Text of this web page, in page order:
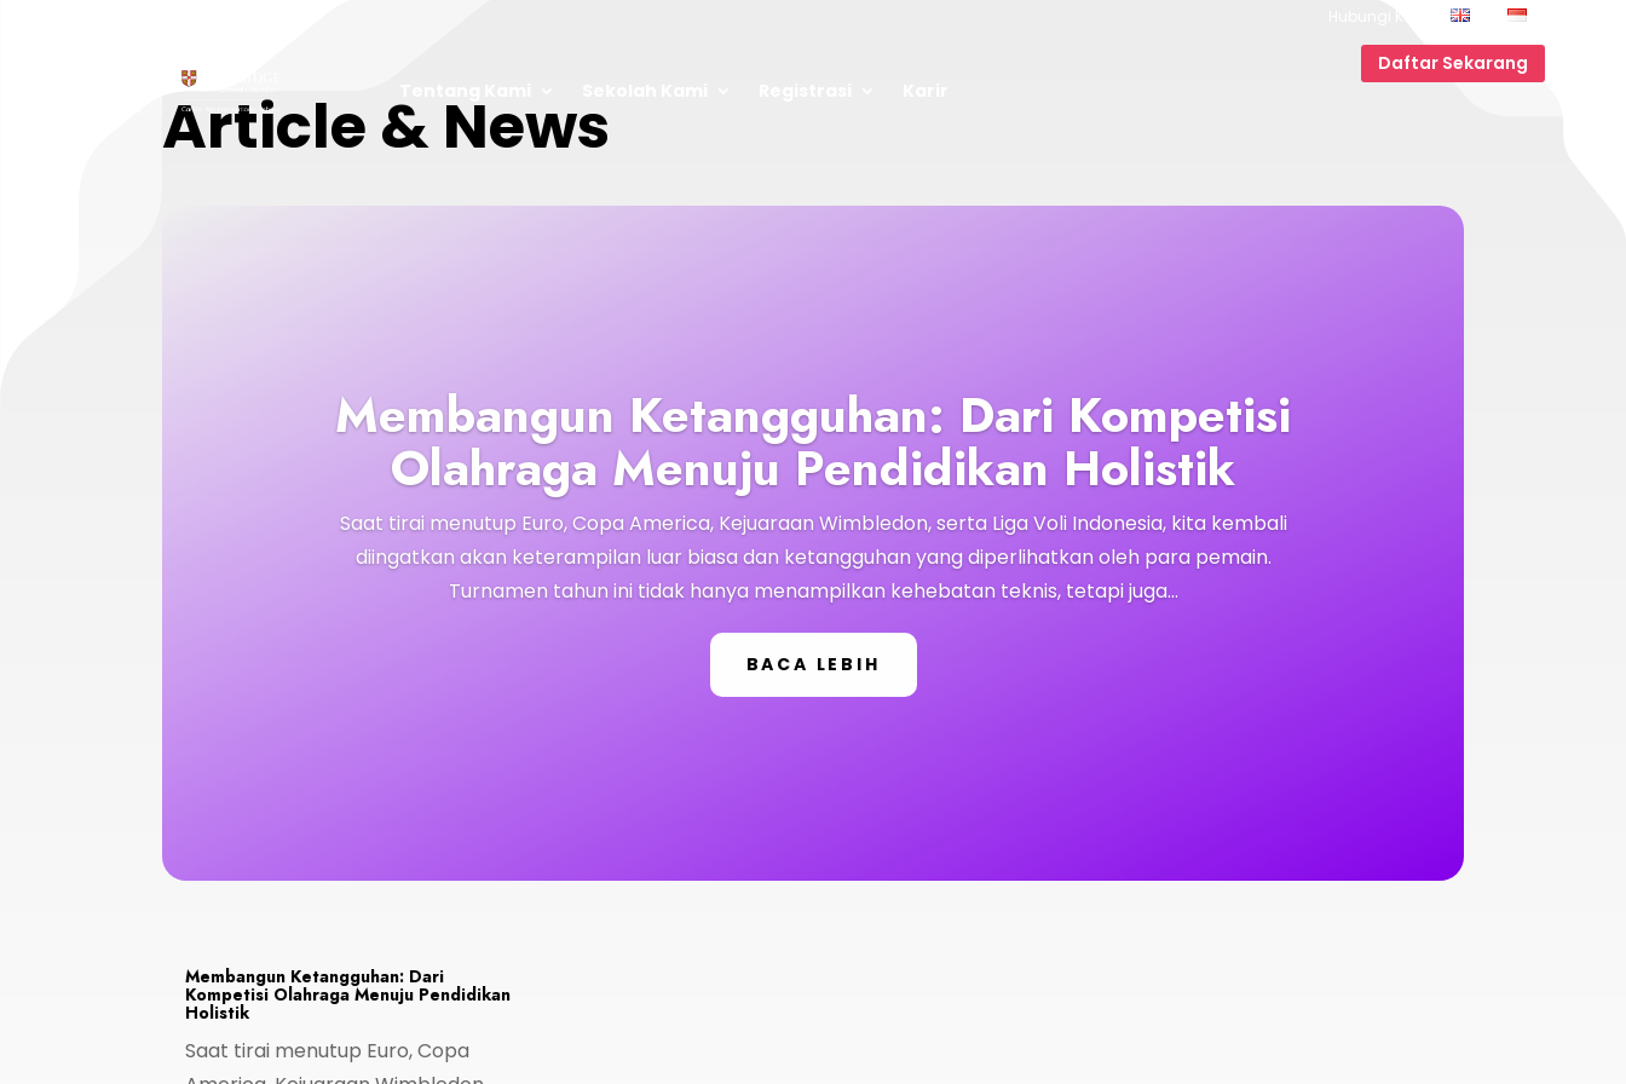
Daftar Sekarang
Article & News
Membangun Ketangguhan: Dari Kompetisi
Olahraga Menuju Pendidikan Holistik
Saat tirai menutup Euro, Copa America, Kejuaraan Wimbledon, serta Liga Voli Indonesia, kita kembali
diingatkan akan keterampilan luar biasa dan ketangguhan yang diperlihatkan oleh para pemain.
Turnamen tahun ini tidak hanya menampilkan kehebatan teknis, tetapi juga...
BACA LEBIH
Membangun Ketangguhan: Dari
Kompetisi Olahraga Menuju Pendidikan
Holistik
Saat tirai menutup Euro, Copa